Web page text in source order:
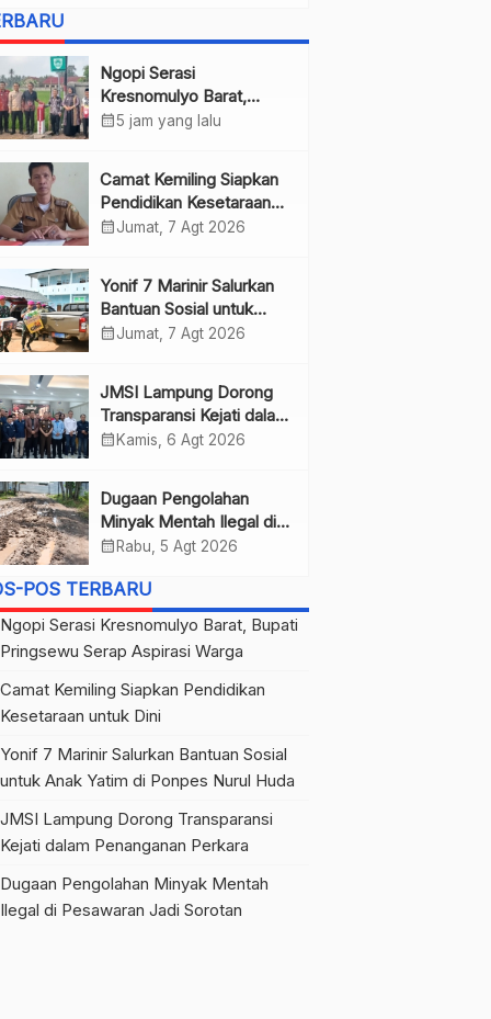
Ngopi Serasi
Kresnomulyo Barat,
Bupati Pringsewu Serap
calendar_month5 jam yang lalu
Camat Kemiling Siapkan
Pendidikan Kesetaraan
untuk Dini
calendar_monthJumat, 7 Agt 2026
Yonif 7 Marinir Salurkan
Bantuan Sosial untuk
Anak Yatim di Ponpes
calendar_monthJumat, 7 Agt 2026
JMSI Lampung Dorong
Transparansi Kejati dalam
Penanganan Perkara
calendar_month Kamis, 6 Agt 2026
Dugaan Pengolahan
Minyak Mentah Ilegal di
Pesawaran Jadi Sorotan
calendar_month Rabu, 5 Agt 2026
POS TERBARU
Ngopi Serasi Kresnomulyo Barat, Bupati
Pringsewu Serap Aspirasi Warga
Camat Kemiling Siapkan Pendidikan
Kesetaraan untuk Dini
Yonif 7 Marinir Salurkan Bantuan Sosial
untuk Anak Yatim di Ponpes Nurul Huda
JMSI Lampung Dorong Transparansi
Kejati dalam Penanganan Perkara
Dugaan Pengolahan Minyak Mentah
Ilegal di Pesawaran Jadi Sorotan